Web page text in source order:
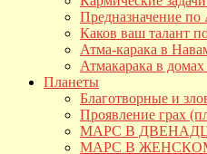
Предназначение по
Каков ваш талант
Атма-карака в
Атмакарака в
Планеты
Благотворные и
Проявление грах
МАРС В
МАРС В